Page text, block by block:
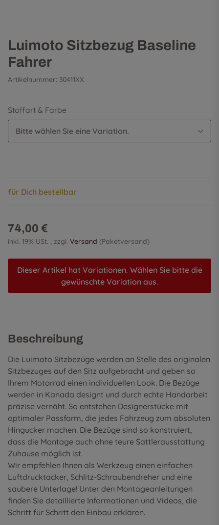
Luimoto Sitzbezug Baseline
Fahrer
Artikelnummer: 30411XX
Stoffart & Farbe
Bitte wählen Sie eine Variation.
für Dich bestellbar
74,00 €
inkl. 19% USt. , zzgl. Versand (Paketversand)
Dieser Artikel hat Variationen. Wählen Sie bitte die
gewünschte Variation aus.
Beschreibung
Die Luimoto Sitzbezüge werden an Stelle des originalen
Sitzbezuges auf den Sitz aufgebracht und geben so
Ihrem Motorrad einen individuellen Look. Die Bezüge
werden in Kanada designt und durch echte Handarbeit
präzise vernäht. So entstehen Designerstücke mit
optimaler Passform, die jedes Fahrzeug zum absoluten
Hingucker machen. Die Bezüge sind so konstruiert,
dass die Montage auch ohne teure Sattlerausstattung
Zuhause möglich ist.
Wir empfehlen Ihnen als Werkzeug einen einfachen
Luftdrucktacker, Schlitz-Schraubendreher und eine
saubere Unterlage! Unter den Montageanleitungen
finden Sie detaillierte Informationen und Videos, die
Schritt für Schritt den Einbau erklären.